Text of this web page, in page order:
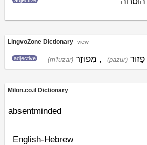
LingvoZone Dictionary view
adjective (m'fuzar) מְפוּזָר , (pazur) פַּזוּר
Milon.co.il Dictionary
absentminded
English-Hebrew